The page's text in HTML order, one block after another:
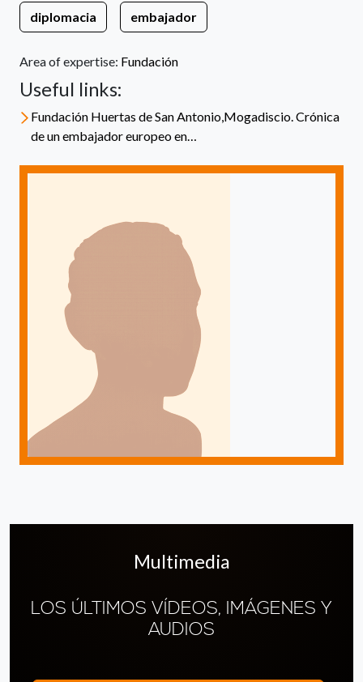
diplomacia embajador
Area of expertise: Fundación
Useful links:
Fundación Huertas de San Antonio,Mogadiscio. Crónica
de un embajador europeo en…
Multimedia
LOS ÚLTIMOS VÍDEOS, IMÁGENES Y
AUDIOS